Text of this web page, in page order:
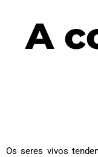
A
Os seres vivos